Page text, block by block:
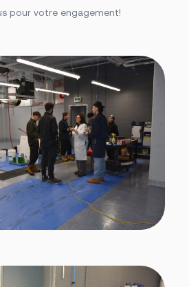
pour votre engagement!